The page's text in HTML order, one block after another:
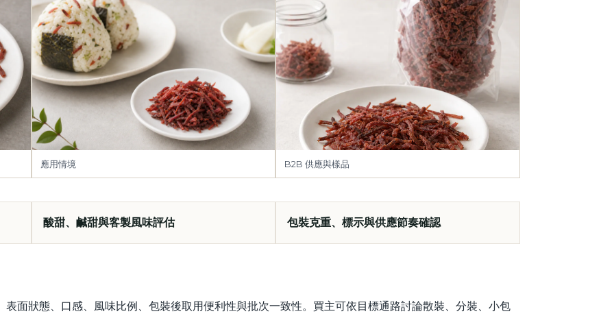
應用情境 B2B 供應與樣品
酸甜、鹹甜與客製風味評估 包裝克重、標示與供應節奏確認
面狀態、口感、風味比例、包裝後取用便利性與批次一致性。買主可依目標通路討論散裝、分裝、小包